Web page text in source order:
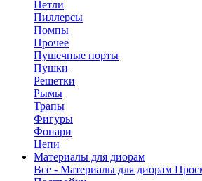
Петли
Пиллерсы
Помпы
Прочее
Пушечные порты
Пушки
Решетки
Рымы
Трапы
Фигуры
Фонари
Цепи
Материалы для диорам
Все - Материалы для диорам